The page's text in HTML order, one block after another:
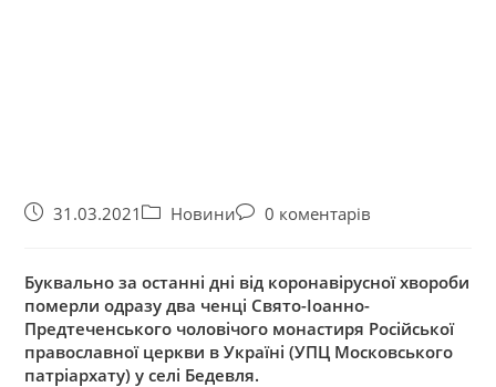
31.03.2021 Новини 0 коментарів
Буквально за останні дні від коронавірусної хвороби
померли одразу два ченці Свято-Іоанно-
Предтеченського чоловічого монастиря Російської
православної церкви в Україні (УПЦ Московського
патріархату) у селі Бедевля.